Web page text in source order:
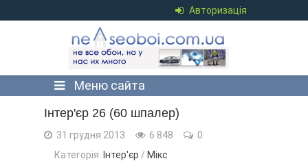
Авторизація
Меню сайта
Інтер'єр 26 (60 шпалер)
31 грудня 2013 6 848
0
Категорія: Інтер'єр / Мікс